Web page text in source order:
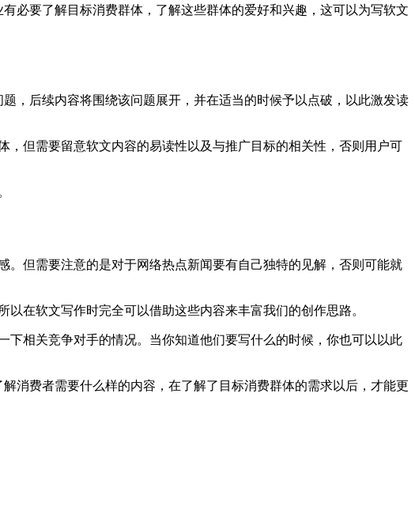
必要了解目标消费群体，了解这些群体的爱好和兴趣，这可以为写软文
，后续内容将围绕该问题展开，并在适当的时候予以点破，以此激发读
但需要留意软文内容的易读性以及与推广目标的相关性，否则用户可
但需要注意的是对于网络热点新闻要有自己独特的见解，否则可能就
在软文写作时完全可以借助这些内容来丰富我们的创作思路。
相关竞争对手的情况。当你知道他们要写什么的时候，你也可以以此
消费者需要什么样的内容，在了解了目标消费群体的需求以后，才能更